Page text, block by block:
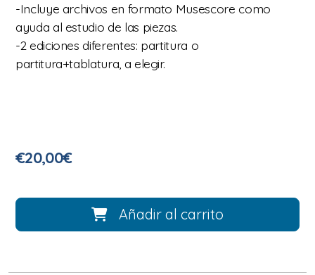
-Incluye archivos en formato Musescore como
ayuda al estudio de las piezas.
-2 ediciones diferentes: partitura o
partitura+tablatura, a elegir.
€20,00€
Añadir al carrito